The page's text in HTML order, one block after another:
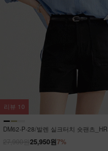
DM62-P-28/발렌 실크터치 숏팬츠_HR
7%
25,950원
리뷰 10